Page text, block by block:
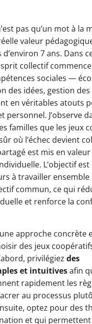
pas qu’un mot à la
valeur
7 ans. Dans
collectif
sociales —
des idées, gestion
en véritables atouts
personnel. J’observe
familles que les jeux
où l’échec devient
est mis en
L’objectif est
à travailler
commun, ce qui
et renforce la
approche concrète
des jeux
privilégiez des
et intuitivesafin
rapidement les
au processus
optez pour des
et qui permettent